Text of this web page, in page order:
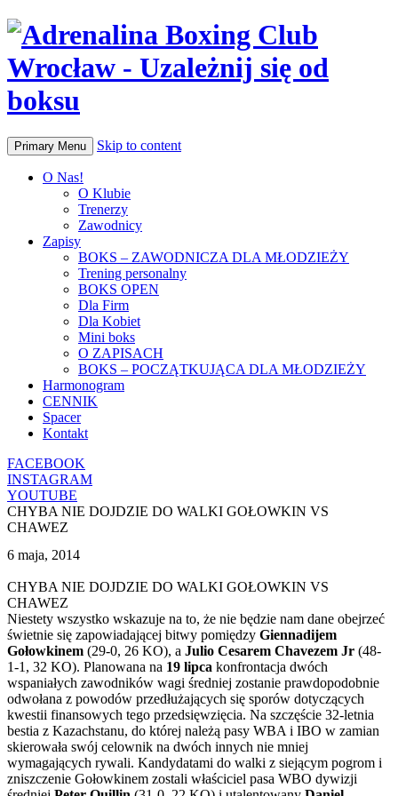
Primary Menu Skip to content
O Nas!
O Klubie
Trenerzy
Zawodnicy
Zapisy
BOKS – ZAWODNICZA DLA MŁODZIEŻY
Trening personalny
BOKS OPEN
Dla Firm
Dla Kobiet
Mini boks
O ZAPISACH
BOKS – POCZĄTKUJĄCA DLA MŁODZIEŻY
Harmonogram
CENNIK
Spacer
Kontakt
FACEBOOK
INSTAGRAM
YOUTUBE
CHYBA NIE DOJDZIE DO WALKI GOŁOWKIN VS
CHAWEZ
6 maja, 2014
CHYBA NIE DOJDZIE DO WALKI GOŁOWKIN VS
CHAWEZ
Niestety wszystko wskazuje na to, że nie będzie nam dane obejrzeć
świetnie się zapowiadającej bitwy pomiędzy Giennadijem
Gołowkinem (29-0, 26 KO), a Julio Cesarem Chavezem Jr (48-
1-1, 32 KO). Planowana na 19 lipca konfrontacja dwóch
wspaniałych zawodników wagi średniej zostanie prawdopodobnie
odwołana z powodów przedłużających się sporów dotyczących
kwestii finansowych tego przedsięwzięcia. Na szczęście 32-letnia
bestia z Kazachstanu, do której należą pasy WBA i IBO w zamian
skierowała swój celownik na dwóch innych nie mniej
wymagających rywali. Kandydatami do walki z siejącym pogrom i
zniszczenie Gołowkinem zostali właściciel pasa WBO dywizji